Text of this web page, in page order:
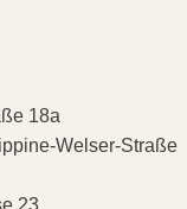
18a
Welser-Straße
23